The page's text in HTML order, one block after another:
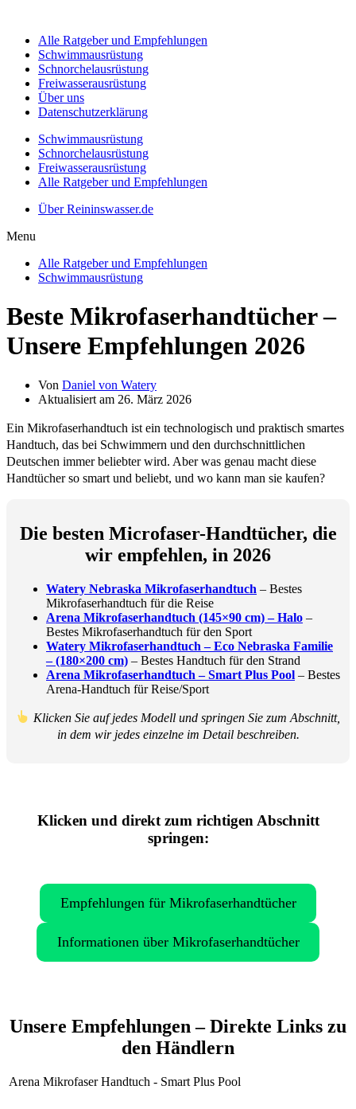
Alle Ratgeber und Empfehlungen
Schwimmausrüstung
Schnorchelausrüstung
Freiwasserausrüstung
Über uns
Datenschutzerklärung
Schwimmausrüstung
Schnorchelausrüstung
Freiwasserausrüstung
Alle Ratgeber und Empfehlungen
Über Reininswasser.de
Menu
Alle Ratgeber und Empfehlungen
Schwimmausrüstung
Beste Mikrofaserhandtücher –
Unsere Empfehlungen 2026
Von Daniel von Watery
Aktualisiert am 26. März 2026
Ein Mikrofaserhandtuch ist ein technologisch und praktisch smartes
Handtuch, das bei Schwimmern und den durchschnittlichen
Deutschen immer beliebter wird. Aber was genau macht diese
Handtücher so smart und beliebt, und wo kann man sie kaufen?
Die besten Microfaser-Handtücher, die
wir empfehlen, in 2026
Watery Nebraska Mikrofaserhandtuch – Bestes
Mikrofaserhandtuch für die Reise
Arena Mikrofaserhandtuch (145×90 cm) – Halo –
Bestes Mikrofaserhandtuch für den Sport
Watery Mikrofaserhandtuch – Eco Nebraska Familie
– (180×200 cm) – Bestes Handtuch für den Strand
Arena Mikrofaserhandtuch – Smart Plus Pool – Bestes
Arena-Handtuch für Reise/Sport
Klicken Sie auf jedes Modell und springen Sie zum Abschnitt,
in dem wir jedes einzelne im Detail beschreiben.
Klicken und direkt zum richtigen Abschnitt
springen:
Empfehlungen für Mikrofaserhandtücher
Informationen über Mikrofaserhandtücher
Unsere Empfehlungen – Direkte Links zu
den Händlern
Arena Mikrofaser Handtuch - Smart Plus Pool